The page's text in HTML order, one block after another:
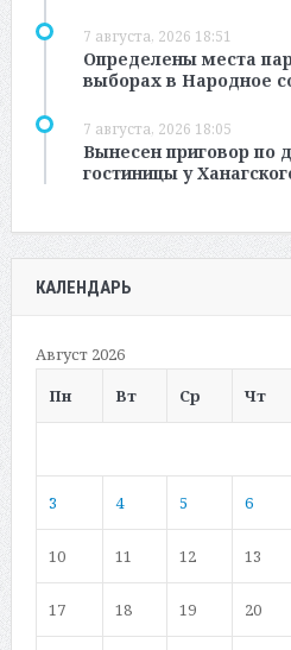
7 августа, 2026 18:51
Определены места
выборах в Народное
7 августа, 2026 18:05
Вынесен приговор по
гостиницы у
КАЛЕНДАРЬ
Август 2026
Пн
Вт Ср Чт
3 4 5 6
10 11 12 13
17 18 19 20